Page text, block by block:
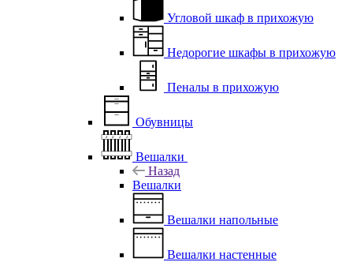
Угловой шкаф в прихожую
Недорогие шкафы в прихожую
Пеналы в прихожую
Обувницы
Вешалки
Назад
Вешалки
Вешалки напольные
Вешалки настенные